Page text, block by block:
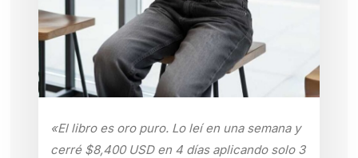
«El libro es oro puro. Lo leí en una semana y
cerré $8,400 USD en 4 días aplicando solo 3